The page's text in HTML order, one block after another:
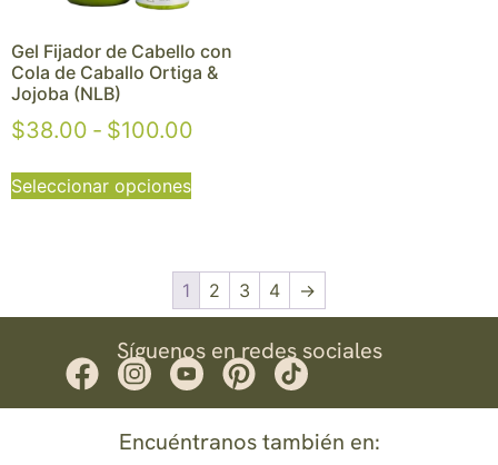
Gel Fijador de Cabello con
Cola de Caballo Ortiga &
Jojoba (NLB)
$38.00 - $100.00
Seleccionar opciones
1 2 3 4 →
Síguenos en redes sociales
Encuéntranos también en: